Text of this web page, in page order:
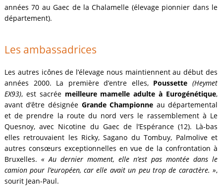
années 70 au Gaec de la Chalamelle (élevage pionnier dans le
département).
Les ambassadrices
Les autres icônes de l’élevage nous maintiennent au début des
années 2000. La première d’entre elles, Poussette (Heymet
EX93), est sacrée meilleure mamelle adulte à Eurogénétique,
avant d’être désignée Grande Championne au départemental
et de prendre la route du nord vers le rassemblement à Le
Quesnoy, avec Nicotine du Gaec de l’Espérance (12). Là-bas
elles retrouvaient les Ricky, Sagano du Tombuy, Palmolive et
autres consœurs exceptionnelles en vue de la confrontation à
Bruxelles. « Au dernier moment, elle n’est pas montée dans le
camion pour l’européen, car elle avait un peu trop de caractère. »,
sourit Jean-Paul.